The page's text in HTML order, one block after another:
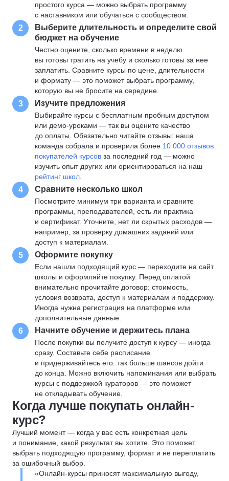
простого курса — можно выбрать программу
с наставником или обучаться с сообществом.
2
Выберите длительность и определите свой
бюджет на обучение
Честно оцените, сколько времени в неделю
вы готовы тратить на учебу и сколько готовы за нее
заплатить. Сравните курсы по цене, длительности
и формату — это поможет выбрать программу,
которую вы не бросите на середине.
3 Изучите предложения
Выбирайте курсы с бесплатным пробным доступом
или демо-уроками — так вы оцените качество
до оплаты. Обязательно читайте отзывы: наша
команда собрала и проверила более 10 000 отзывов
покупателей курсов за последний год — можно
изучить опыт других или ориентироваться на наш
рейтинг школ
4 Сравните несколько школ
Посмотрите минимум три варианта и сравните
программы, преподавателей, есть ли практика
и сертификат. Уточните, нет ли скрытых расходов —
например, за проверку домашних заданий или
доступ к материалам.
5 Оформите покупку
Если нашли подходящий курс — переходите на сайт
школы и оформляйте покупку. Перед оплатой
внимательно прочитайте договор: стоимость,
условия возврата, доступ к материалам и поддержку.
Иногда нужна регистрация на платформе или
дополнительные данные.
6 Начните обучение и держитесь плана
После покупки вы получите доступ к курсу — иногда
сразу. Составьте себе расписание
и придерживайтесь его: так больше шансов дойти
до конца. Можно включить напоминания или выбрать
курсы с поддержкой кураторов — это поможет
не откладывать обучение.
Когда лучше покупать онлайн-
курс?
Лучший момент — когда у вас есть конкретная цель
и понимание, какой результат вы хотите. Это поможет
выбрать подходящую программу, формат и не переплатить
за ошибочный выбор.
«Онлайн-курсы приносят максимальную выгоду,